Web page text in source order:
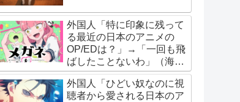
外国人「特に印象に残って
る最近の日本のアニメの
OP/EDは？」→「一回も飛
ばしたことないわ」（海外
の反応）
外国人「ひどい奴なのに視
聴者から愛される日本のア